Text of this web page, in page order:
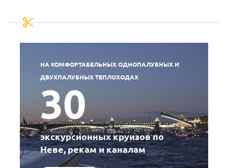
НА КОМФОРТАБЕЛЬНЫХ ОДНОПАЛУБНЫХ И
ДВУХПАЛУБНЫХ ТЕПЛОХОДАХ
30
экскурсионных круизов по
Неве, рекам и каналам